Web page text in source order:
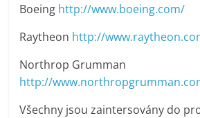
Boeing http://www.boeing.com/
Raytheon http://
Northrop Grumman
http://
Všechny jsou zaintersovány do